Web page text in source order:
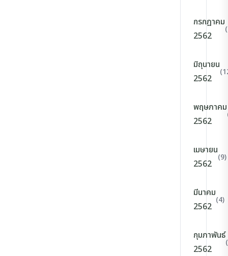
กรกฎาคม
2562
มิถุนายน
2562
พฤษภาคม
2562
เมษายน
2562
(9)
มีนาคม
2562
(4)
กุมภาพันธ์
2562